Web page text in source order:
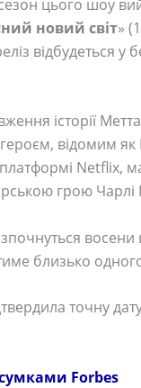
цього шоу
новий світ»
відбудеться у
історії
відомим
Netflix,
грою Чарлі
восени
близько
точну
Forbes